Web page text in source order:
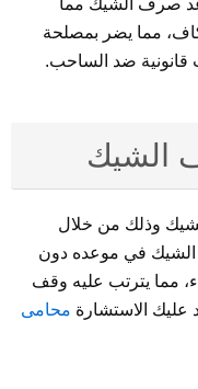
صرف الشيك مما
مما يضر بمصلحة
قانونية ضد الساحب.
الشيك
الشيك وذلك من خلال
الشيك في موعده دون
مما يترتب عليه وقف
الاستشارة محامى